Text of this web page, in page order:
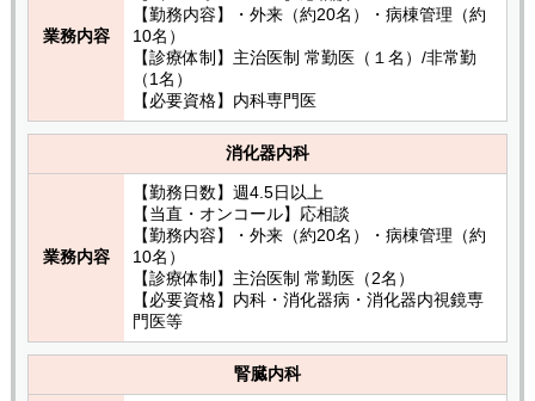
業務内容
【勤務内容】・外来（約20名）・病棟管理（約
10名）
【診療体制】主治医制 常勤医（１名）/非常勤
（1名）
【必要資格】内科専門医
消化器内科
業務内容
【勤務日数】週4.5日以上
【当直・オンコール】応相談
【勤務内容】・外来（約20名）・病棟管理（約
10名）
【診療体制】主治医制 常勤医（2名）
【必要資格】内科・消化器病・消化器内視鏡専
門医等
腎臓内科